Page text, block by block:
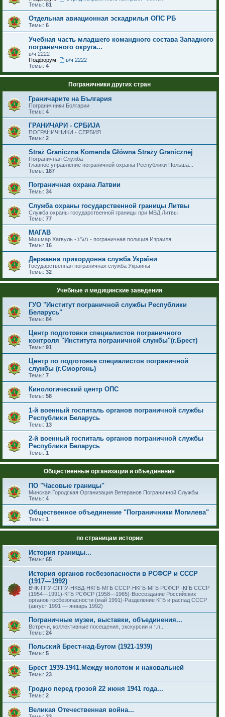
Темы: 81
Отдельная авиационная эскадрилья ОПС РБ
Темы: 6
Учебная часть младшего командного состава Западного
пограничного округа...
в/ч 2222
Подфорум:
в/ч 2222
Темы: 4
Пограничники других стран
Граничарите на България
Пограничники Болгарии
Темы: 4
ГРАНИЧАРИ - СРБИЈА
ПОГРАНИЧНИКИ - СЕРБИЯ
Темы: 2
Straż Graniczna Komenda Główna Straży Granicznej
Пограничная Служба
Главное управление пограничной охраны Республики Польша...
Темы: 187
Пограничная охрана Латвии
Темы: 34
Служба охраны государственной границы Литвы
Служба охраны государственной границы при МВД Литвы
Темы: 77
МАГАВ
Мишмар Хагвуль -מג"ב - пограничная полиция Израиля
Темы: 16
Державна прикордонна служба України
Государственная пограничная служба Украины
Темы: 32
Учебные и медицинские заведения
ГУО "Институт пограничной службы Республики
Беларусь"
Темы: 84
Центр подготовки специалистов пограничного
контроля "Института пограничной службы"(г.Брест)
Темы: 91
Центр по подготовке специалистов пограничной
службы (г.Сморгонь)
Темы: 7
Кинологический центр ОПС
Темы: 58
1-й военный госпиталь органов пограничной службы
Республики Беларусь
Темы: 13
2-й военный госпиталь органов пограничной службы
Республики Беларусь
Темы: 1
Общественные организации и объединения
ПО "Часовые границы"
Минская Городская Организация Ветеранов Пограничной Службы
Темы: 4
Общественное объединение "Пограничники Могилева"
Темы: 1
по страницам истории
История границы...
Темы: 65
История органов госбезопасности в РСФСР и СССР
(1917—1992)
ВЧК-ГПУ-ОГПУ-НКВД-НКГБ-МГБ СССР-НКГБ-МГБ РСФСР -КГБ СССР
(1954—1991)-КГБ РСФСР (1958—1965)-Воссоздание Российских
органов госбезопасности (май 1991)-Разделение КГБ и распад СССР
(август 1991 — январь 1992)
Пограничные музеи, выставки, объединения...
Встречи, коллективные посещения, экскурсии и т.п...
Темы: 24
Польский Брест-над-Бугом (1921-1939)
Темы: 5
Брест 1939-1941.Между молотом и наковальней
Темы: 23
Гродно перед грозой 22 июня 1941 года...
Темы: 2
Великая Отечественная война...